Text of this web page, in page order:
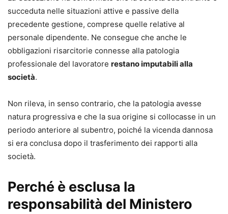
succeduta nelle situazioni attive e passive della
precedente gestione, comprese quelle relative al
personale dipendente. Ne consegue che anche le
obbligazioni risarcitorie connesse alla patologia
professionale del lavoratore restano imputabili alla
società.
Non rileva, in senso contrario, che la patologia avesse
natura progressiva e che la sua origine si collocasse in un
periodo anteriore al subentro, poiché la vicenda dannosa
si era conclusa dopo il trasferimento dei rapporti alla
società.
Perché è esclusa la
responsabilità del Ministero